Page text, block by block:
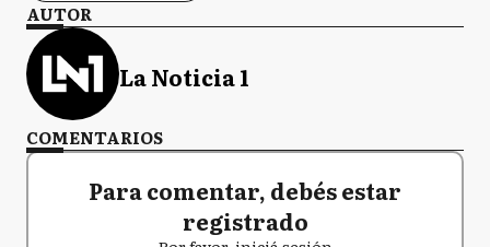
AUTOR
La Noticia 1
COMENTARIOS
Para comentar, debés estar
registrado